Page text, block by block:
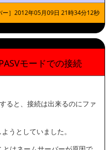
ー］2012年05月09日 21時34分12秒
モードでの接続
ると、接続は出来るのにファ
うとしていました。